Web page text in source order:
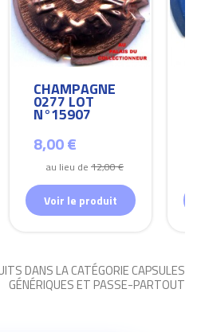
CHAMPAGNE
0277 LOT
N°15907
8,00 €
au lieu de 12,00 €
Voir le produit
DANS LA CATÉGORIE CAPSULES
GÉNÉRIQUES ET PASSE-PARTOUT